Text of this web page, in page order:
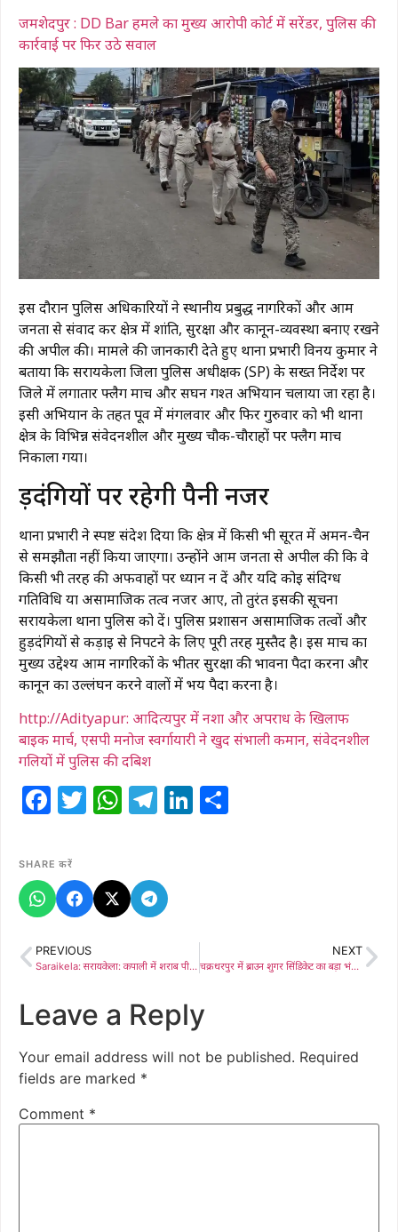
जमशेदपुर : DD Bar हमले का मुख्य आरोपी कोर्ट में सरेंडर, पुलिस की
कार्रवाई पर फिर उठे सवाल
इस दौरान पुलिस अधिकारियों ने स्थानीय प्रबुद्ध नागरिकों और आम
जनता से संवाद कर क्षेत्र में शांति, सुरक्षा और कानून-व्यवस्था बनाए रखने
की अपील की। मामले की जानकारी देते हुए थाना प्रभारी विनय कुमार ने
बताया कि सरायकेला जिला पुलिस अधीक्षक (SP) के सख्त निर्देश पर
जिले में लगातार फ्लैग मार्च और सघन गश्त अभियान चलाया जा रहा है।
इसी अभियान के तहत पूर्व में मंगलवार और फिर गुरुवार को भी थाना
क्षेत्र के विभिन्न संवेदनशील और मुख्य चौक-चौराहों पर फ्लैग मार्च
निकाला गया।
​हुड़दंगियों पर रहेगी पैनी नजर
थाना प्रभारी ने स्पष्ट संदेश दिया कि क्षेत्र में किसी भी सूरत में अमन-चैन
से समझौता नहीं किया जाएगा। उन्होंने आम जनता से अपील की कि वे
किसी भी तरह की अफवाहों पर ध्यान न दें और यदि कोई संदिग्ध
गतिविधि या असामाजिक तत्व नजर आए, तो तुरंत इसकी सूचना
सरायकेला थाना पुलिस को दें। पुलिस प्रशासन असामाजिक तत्वों और
हुड़दंगियों से कड़ाई से निपटने के लिए पूरी तरह मुस्तैद है। इस मार्च का
मुख्य उद्देश्य आम नागरिकों के भीतर सुरक्षा की भावना पैदा करना और
कानून का उल्लंघन करने वालों में भय पैदा करना है।
http://Adityapur: आदित्यपुर में नशा और अपराध के खिलाफ
बाइक मार्च, एसपी मनोज स्वर्गायारी ने खुद संभाली कमान, संवेदनशील
गलियों में पुलिस की दबिश
Facebook
Twitter
WhatsApp
Telegram
LinkedIn
SHARE करें
PREVIOUS
Saraikela: सरायकेला: कपाली में शराब पीने के दौरान विवाद, हिस्ट्रीशीटर ने साथी को मारी गोली, पुलिस जांच में जुटी
NEXT
चक्रधरपुर में ब्राउन शुगर सिंडिकेट का बड़ा भंडाफोड़, एक दिन में दो छापेमारी में 5 तस्कर गिरफ्तार, 75 पुड़िया बरामद
Leave a Reply
Your email address will not be published. Required
fields are marked *
Comment *